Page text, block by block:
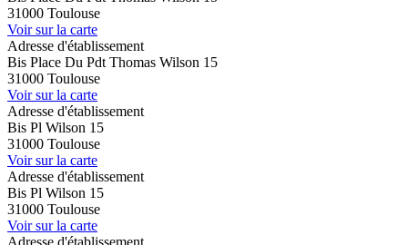
31000 Toulouse
Voir sur la carte
Adresse d'établissement
Bis Place Du Pdt Thomas Wilson 15
31000 Toulouse
Voir sur la carte
Adresse d'établissement
Bis Pl Wilson 15
31000 Toulouse
Voir sur la carte
Adresse d'établissement
Bis Pl Wilson 15
31000 Toulouse
Voir sur la carte
Adresse d'établissement